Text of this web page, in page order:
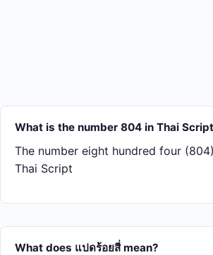
What is the number 804 in Thai
The number eight hundred four
Thai Script
What does แปด​ร้อย​สี่ mean?